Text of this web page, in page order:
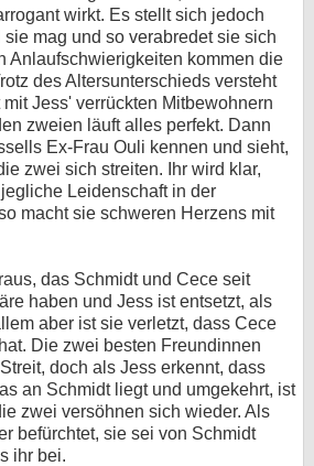
wirkt. Es stellt sich jedoch
mag und so verabredet sie sich
Anlaufschwierigkeiten kommen die
des Altersunterschieds versteht
Jess' verrückten Mitbewohnern
zweien läuft alles perfekt. Dann
Ex-Frau Ouli kennen und sieht,
zwei sich streiten. Ihr wird klar,
Leidenschaft in der
macht sie schweren Herzens mit
das Schmidt und Cece seit
haben und Jess ist entsetzt, als
aber ist sie verletzt, dass Cece
Die zwei besten Freundinnen
doch als Jess erkennt, dass
an Schmidt liegt und umgekehrt, ist
zwei versöhnen sich wieder. Als
befürchtet, sie sei von Schmidt
ihr bei.